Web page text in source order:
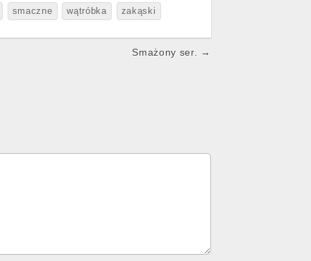
smaczne wątróbka zakąski
Smażony ser. →